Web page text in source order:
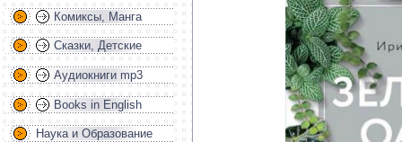
Комиксы, Манга
Сказки, Детские
Аудиокниги mp3
Books in English
Наука и Образование